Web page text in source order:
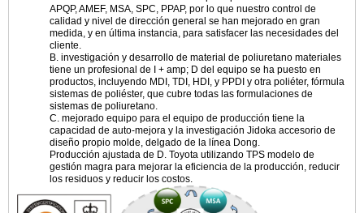
APQP, AMEF, MSA, SPC, PPAP, por lo que nuestro control de
calidad y nivel de dirección general se han mejorado en gran
medida, y en última instancia, para satisfacer las necesidades del
cliente.
B. investigación y desarrollo de material de poliuretano materiales
tiene un profesional de I + amp; D del equipo se ha puesto en
productos, incluyendo MDI, TDI, HDI, y PPDI y otra poliéter, fórmula
sistemas de poliéster, que cubre todas las formulaciones de
sistemas de poliuretano.
C. mejorado equipo para el equipo de producción tiene la
capacidad de auto-mejora y la investigación Jidoka accesorio de
diseño propio molde, delgado de la línea Dong.
Producción ajustada de D. Toyota utilizando TPS modelo de
gestión magra para mejorar la eficiencia de la producción, reducir
los residuos y reducir los costos.